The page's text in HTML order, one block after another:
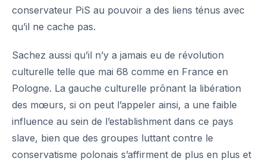
conservateur PiS au pouvoir a des liens ténus avec
qu’il ne cache pas.
Sachez aussi qu’il n’y a jamais eu de révolution
culturelle telle que mai 68 comme en France en
Pologne. La gauche culturelle prônant la libération
des mœurs, si on peut l’appeler ainsi, a une faible
influence au sein de l’establishment dans ce pays
slave, bien que des groupes luttant contre le
conservatisme polonais s’affirment de plus en plus et